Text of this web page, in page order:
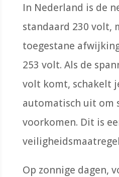
In Nederland is de
standaard 230 volt,
toegestane
253 volt. Als de
volt komt, schakelt
automatisch uit om
voorkomen. Dit is
Op zonnige dagen,